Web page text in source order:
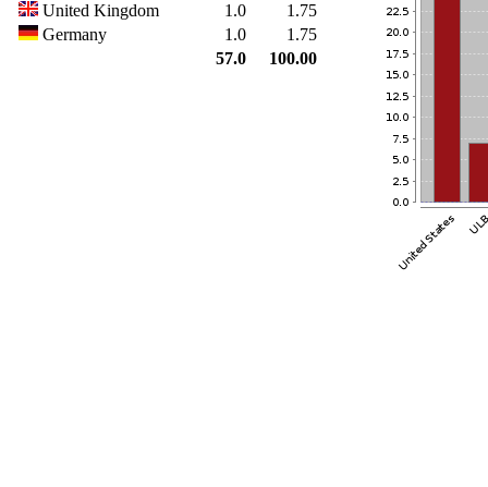
United Kingdom
1.0
1.75
Germany
1.0
1.75
57.0
100.00